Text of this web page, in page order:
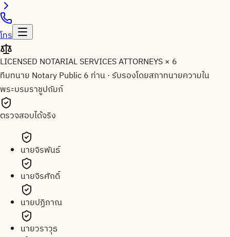
โทร
LICENSED NOTARIAL SERVICES ATTORNEYS × 6
ทีมทนาย Notary Public 6 ท่าน· รับรองโดยสภาทนายความใน
พระบรมราชูปถัมภ์
ตรวจสอบได้จริง
นายจิรพันธ์
นายจิรศักดิ์
นายปฏิภาณ
นายวราวุธ